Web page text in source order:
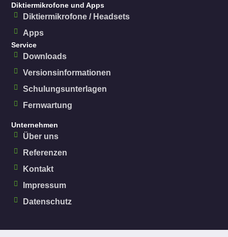
Diktiermikrofone und Apps
Diktiermikrofone / Headsets
Apps
Service
Downloads
Versionsinformationen
Schulungsunterlagen
Fernwartung
Unternehmen
Über uns
Referenzen
Kontakt
Impressum
Datenschutz